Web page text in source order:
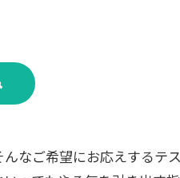
なご希望にお応えするテ